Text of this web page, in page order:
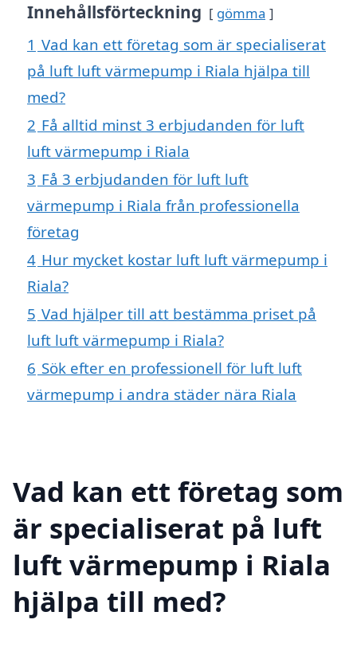
Innehållsförteckning gömma
1 Vad kan ett företag som är specialiserat
på luft luft värmepump i Riala hjälpa till
med?
2 Få alltid minst 3 erbjudanden för luft
luft värmepump i Riala
3 Få 3 erbjudanden för luft luft
värmepump i Riala från professionella
företag
4 Hur mycket kostar luft luft värmepump i
Riala?
5 Vad hjälper till att bestämma priset på
luft luft värmepump i Riala?
6 Sök efter en professionell för luft luft
värmepump i andra städer nära Riala
Vad kan ett företag som
är specialiserat på luft
luft värmepump i Riala
hjälpa till med?